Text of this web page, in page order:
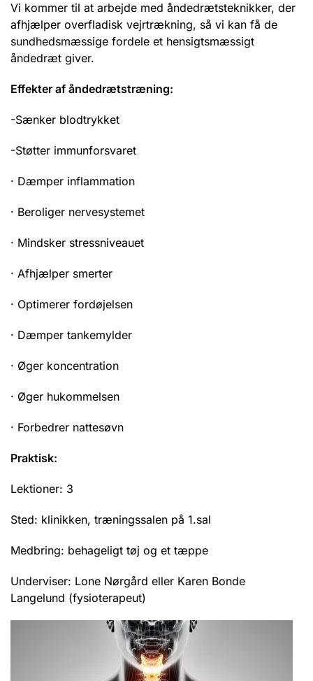
Vi kommer til at arbejde med åndedrætsteknikker, der
afhjælper overfladisk vejrtrækning, så vi kan få de
sundhedsmæssige fordele et hensigtsmæssigt
åndedræt giver.
Effekter af åndedrætstræning:
-Sænker blodtrykket
-Støtter immunforsvaret
· Dæmper inflammation
· Beroliger nervesystemet
· Mindsker stressniveauet
· Afhjælper smerter
· Optimerer fordøjelsen
· Dæmper tankemylder
· Øger koncentration
· Øger hukommelsen
· Forbedrer nattesøvn
Praktisk:
Lektioner: 3
Sted: klinikken, træningssalen på 1.sal
Medbring: behageligt tøj og et tæppe
Underviser: Lone Nørgård eller Karen Bonde
Langelund (fysioterapeut)